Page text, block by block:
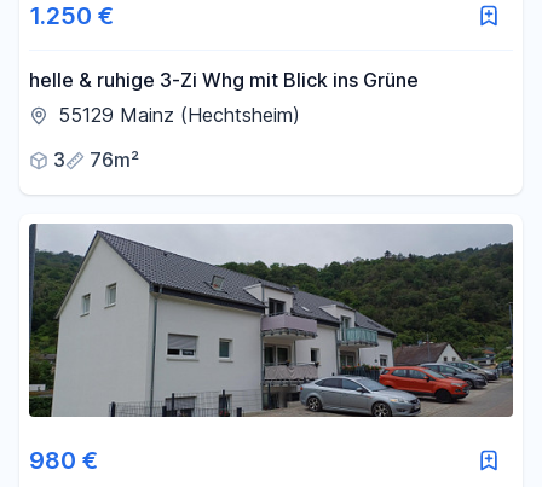
1.250 €
helle & ruhige 3-Zi Whg mit Blick ins Grüne
55129 Mainz (Hechtsheim)
3
76m²
980 €